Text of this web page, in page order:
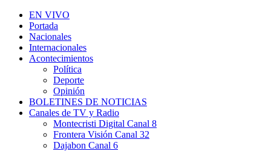
EN VIVO
Portada
Nacionales
Internacionales
Acontecimientos
Política
Deporte
Opinión
BOLETINES DE NOTICIAS
Canales de TV y Radio
Montecristi Digital Canal 8
Frontera Visión Canal 32
Dajabon Canal 6